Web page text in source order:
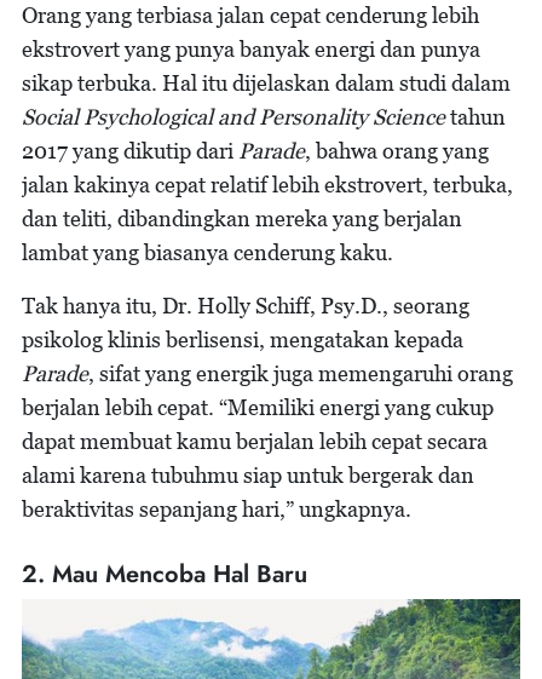
Orang yang terbiasa jalan cepat cenderung lebih
ekstrovert yang punya banyak energi dan punya
sikap terbuka. Hal itu dijelaskan dalam studi dalam
Social Psychological and Personality Sciencetahun
2017 yang dikutip dari Parade, bahwa orang yang
jalan kakinya cepat relatif lebih ekstrovert, terbuka,
dan teliti, dibandingkan mereka yang berjalan
lambat yang biasanya cenderung kaku.
Tak hanya itu, Dr. Holly Schiff, Psy.D., seorang
psikolog klinis berlisensi, mengatakan kepada
Parade, sifat yang energik juga memengaruhi orang
berjalan lebih cepat. “Memiliki energi yang cukup
dapat membuat kamu berjalan lebih cepat secara
alami karena tubuhmu siap untuk bergerak dan
beraktivitas sepanjang hari,” ungkapnya.
2. Mau Mencoba Hal Baru